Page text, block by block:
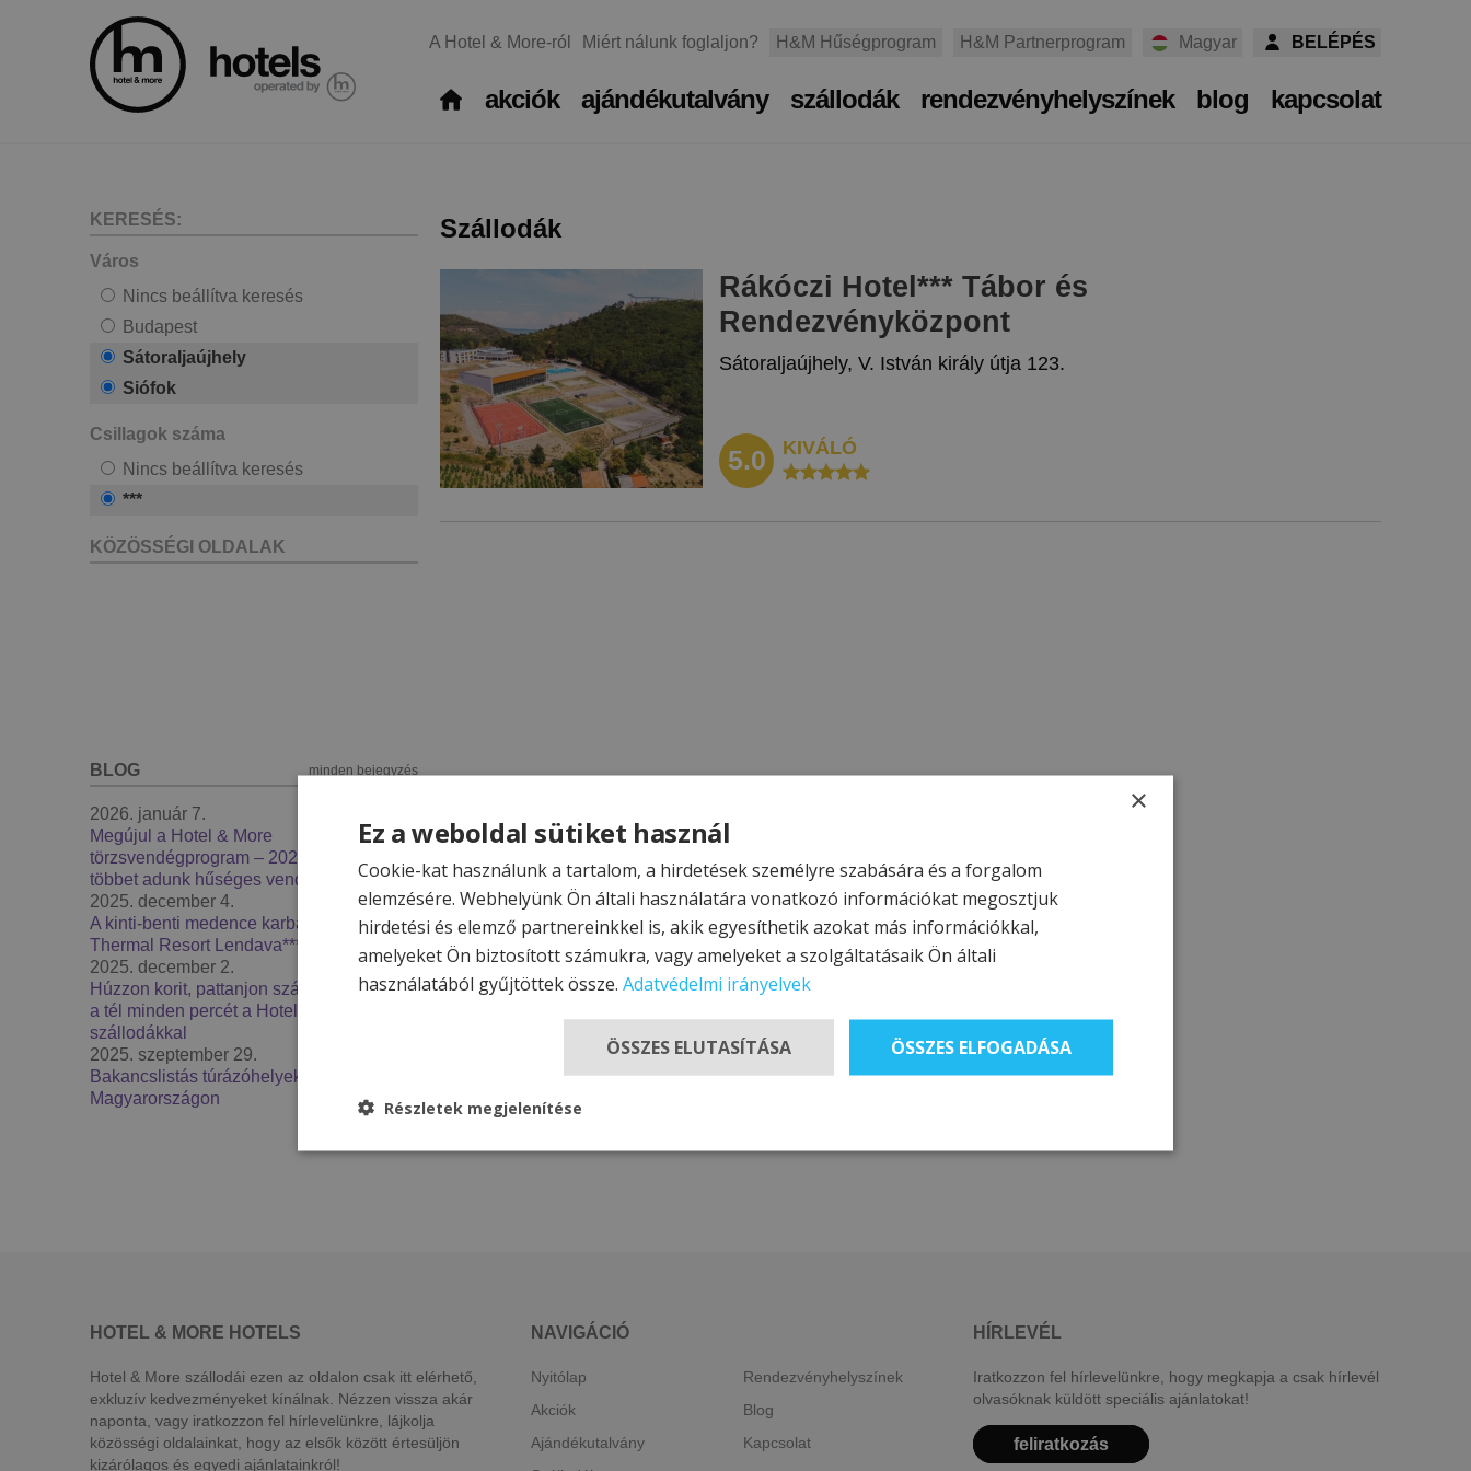
A Hotel & More-ról Miért nálunk foglaljon? H&M Hűségprogram H&M Partnerprogram Magyar BELÉPÉS
akciók ajándékutalvány szállodák rendezvényhelyszínek blog kapcsolat
Szállodák
Rákóczi Hotel *** Tábor és
Rendezvényközpont
Sátoraljaújhely, V. István király útja 123.
5.0 KIVÁLÓ
KERESÉS:
Város
Nincs beállítva keresés
Budapest
Sátoraljaújhely
Siófok
Csillagok száma
Nincs beállítva keresés
***
KÖZÖSSÉGI OLDALAK
BLOG minden bejegyzés
2026. január 7.
Megújul a Hotel & More
törzsvendégprogram – 2026-ban még
többet adunk hűséges vendégeinknek
2025. december 4.
A kinti-benti medence karbantartás -
Thermal Resort Lendava***
2025. december 2.
Húzzon korit, pattanjon szánkóra – Élje át
a tél minden percét a Hotel & More
szállodákkal
2025. szeptember 29.
Bakancslistás túrázóhelyek
Magyarországon
HOTEL & MORE HOTELS
Hotel & More szállodái ezen az oldalon csak itt elérhető,
exkluzív kedvezményeket kínálnak. Nézzen vissza akár
naponta, vagy iratkozzon fel hírlevelünkre, lájkolja
közösségi oldalainkat, hogy az elsők között értesüljön
kizárólagos és egyedi ajánlatainkról!
NAVIGÁCIÓ
Nyitólap
Akciók
Ajándékutalvány
Rendezvényhelyszínek
Blog
Kapcsolat
HÍRLEVÉL
Iratkozzon fel hírlevelünkre, hogy megkapja a csak hírlevél
olvasóknak küldött speciális ajánlatokat!
feliratkozás
×
Ez a weboldal sütiket használ
Cookie-kat használunk a tartalom, a hirdetések személyre szabására és a forgalom
elemzésére. Webhelyünk Ön általi használatára vonatkozó információkat megosztjuk
hirdetési és elemző partnereinkkel is, akik egyesíthetik azokat más információkkal,
amelyeket Ön biztosított számukra, vagy amelyeket a szolgáltatásaik Ön általi
használatából gyűjtöttek össze. Adatvédelmi irányelvek
ÖSSZES ELFOGADÁSA
ÖSSZES ELUTASÍTÁSA
Részletek megjelenítése